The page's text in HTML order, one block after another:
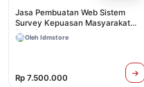
Jasa Pembuatan Web Sistem
Survey Kepuasan Masyarakat
(SKM)Oleh Idmstore
Rp 7.500.000